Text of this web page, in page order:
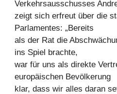
Verkehrsausschusses
zeigt sich erfreut über die
Parlamentes: „Bereits
als der Rat die
ins Spiel brachte,
war für uns als direkte
europäischen Bevölkerung
klar, dass wir alles daran